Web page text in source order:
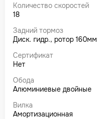
Количество скоростей
18
Задний тормоз
Диск. гидр., ротор 160мм
Сертификат
Нет
Обода
Алюминиевые двойные
Вилка
Амортизационная